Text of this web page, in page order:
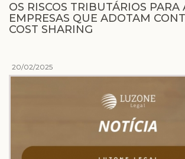
OS RISCOS TRIBUTÁRIOS PARA
EMPRESAS QUE ADOTAM
COST SHARING
20/02/2025